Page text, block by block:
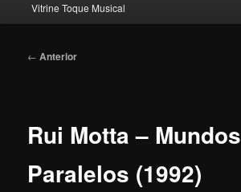
Vitrine Toque Musical
Navegação
← Anterior
Rui Motta – Mundos
Paralelos (1992)